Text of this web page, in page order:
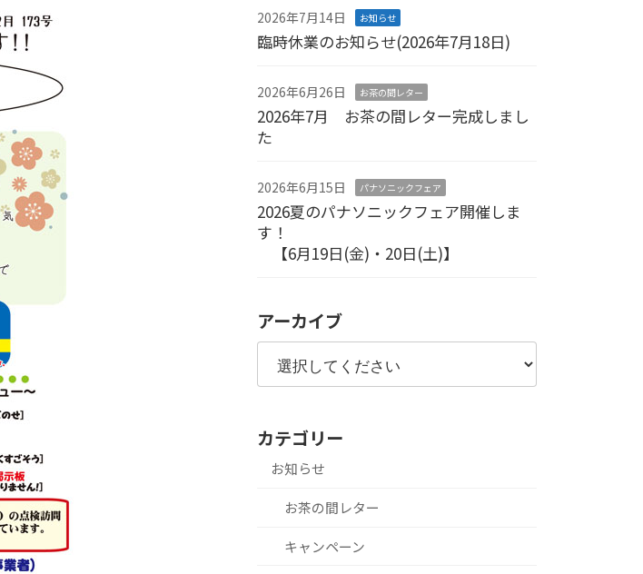
2026年7月14日 お知らせ
臨時休業のお知らせ(2026年7月18日)
2026年6月26日 お茶の間レター
2026年7月 お茶の間レター完成しまし
た
2026年6月15日 パナソニックフェア
2026夏のパナソニックフェア開催しま
す！
【6月19日(金)・20日(土)】
アーカイブ
カテゴリー
お知らせ
お茶の間レター
キャンペーン